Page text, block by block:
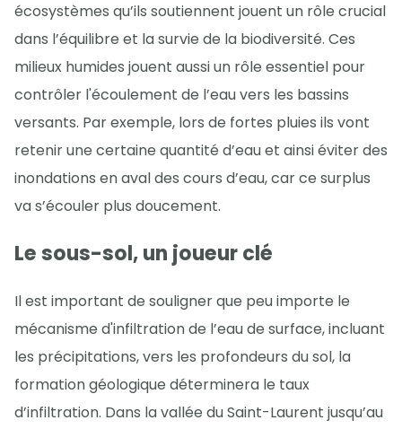
écosystèmes qu’ils soutiennent jouent un rôle crucial
dans l’équilibre et la survie de la biodiversité. Ces
milieux humides jouent aussi un rôle essentiel pour
contrôler l'écoulement de l’eau vers les bassins
versants. Par exemple, lors de fortes pluies ils vont
retenir une certaine quantité d’eau et ainsi éviter des
inondations en aval des cours d’eau, car ce surplus
va s’écouler plus doucement.
Le sous-sol, un joueur clé
Il est important de souligner que peu importe le
mécanisme d'infiltration de l’eau de surface, incluant
les précipitations, vers les profondeurs du sol, la
formation géologique déterminera le taux
d’infiltration. Dans la vallée du Saint-Laurent jusqu’au